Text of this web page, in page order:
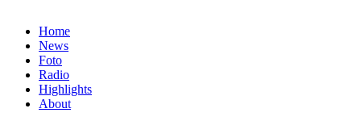
Home
News
Foto
Radio
Highlights
About